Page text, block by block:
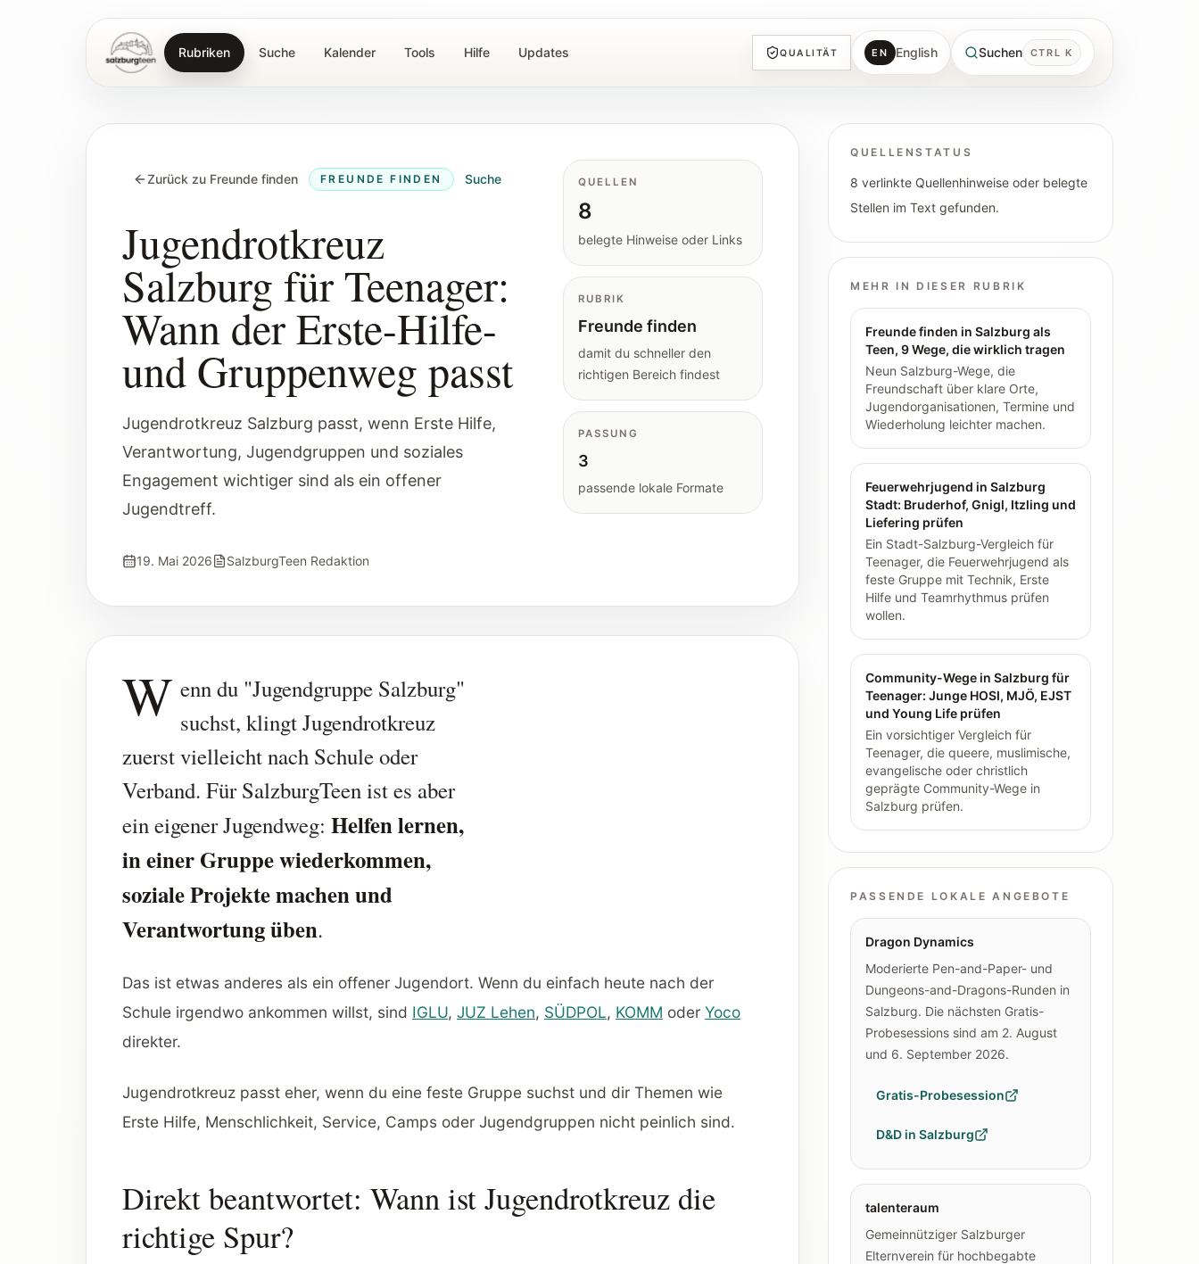
SalzburgTeenRubriken Suche Kalender Tools Hilfe Updates QUALITÄT EN English Suchen CTRL K
Zurück zu Freunde finden FREUNDE FINDEN Suche
Jugendrotkreuz
Salzburg für Teenager:
Wann der Erste-Hilfe-
und Gruppenweg passt
Jugendrotkreuz Salzburg passt, wenn Erste Hilfe,
Verantwortung, Jugendgruppen und soziales
Engagement wichtiger sind als ein offener
Jugendtreff.
19. Mai 2026 SalzburgTeen Redaktion
QUELLEN
8
belegte Hinweise oder Links
RUBRIK
Freunde finden
damit du schneller den
richtigen Bereich findest
PASSUNG
3
passende lokale Formate
W enn du "Jugendgruppe Salzburg"
suchst, klingt Jugendrotkreuz
zuerst vielleicht nach Schule oder
Verband. Für SalzburgTeen ist es aber
ein eigener Jugendweg: Helfen lernen,
in einer Gruppe wiederkommen,
soziale Projekte machen und
Verantwortung üben.
Das ist etwas anderes als ein offener Jugendort. Wenn du einfach heute nach der
Schule irgendwo ankommen willst, sind IGLU, JUZ Lehen, SÜDPOL, KOMM oder Yoco
direkter.
Jugendrotkreuz passt eher, wenn du eine feste Gruppe suchst und dir Themen wie
Erste Hilfe, Menschlichkeit, Service, Camps oder Jugendgruppen nicht peinlich sind.
Direkt beantwortet: Wann ist Jugendrotkreuz die
richtige Spur?
QUELLENSTATUS
8 verlinkte Quellenhinweise oder belegte
Stellen im Text gefunden.
MEHR IN DIESER RUBRIK
Freunde finden in Salzburg als
Teen, 9 Wege, die wirklich tragen
Neun Salzburg-Wege, die
Freundschaft über klare Orte,
Jugendorganisationen, Termine und
Wiederholung leichter machen.
Feuerwehrjugend in Salzburg
Stadt: Bruderhof, Gnigl, Itzling und
Liefering prüfen
Ein Stadt-Salzburg-Vergleich für
Teenager, die Feuerwehrjugend als
feste Gruppe mit Technik, Erste
Hilfe und Teamrhythmus prüfen
wollen.
Community-Wege in Salzburg für
Teenager: Junge HOSI, MJÖ, EJST
und Young Life prüfen
Ein vorsichtiger Vergleich für
Teenager, die queere, muslimische,
evangelische oder christlich
geprägte Community-Wege in
Salzburg prüfen.
PASSENDE LOKALE ANGEBOTE
Dragon Dynamics
Moderierte Pen-and-Paper- und
Dungeons-and-Dragons-Runden in
Salzburg. Die nächsten Gratis-
Probesessions sind am 2. August
und 6. September 2026.
Gratis-Probesession
D&D in Salzburg
talenteraum
Gemeinnütziger Salzburger
Elternverein für hochbegabte